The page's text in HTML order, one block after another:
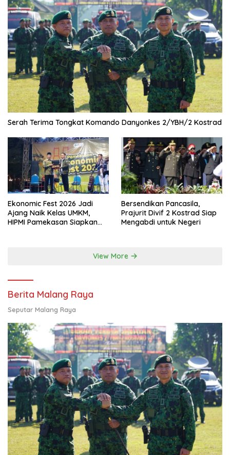
Serah Terima Tongkat Komando Danyonkes 2/YBH/2 Kostrad
Ekonomic Fest 2026 Jadi
Ajang Naik Kelas UMKM,
HIPMI Pamekasan Siapkan
Bersendikan Pancasila,
Prajurit Divif 2 Kostrad Siap
Mengabdi untuk Negeri
View More
Berita Malang Raya
Seputar Malang Raya